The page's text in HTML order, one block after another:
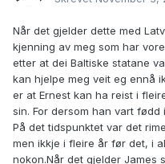
Når det gjelder dette med
kjenning av meg som har
etter at dei Baltiske statane
kan hjelpe meg veit eg ennå
er at Ernest kan ha reist i
sin. For dersom han vart fødd
På det tidspunktet var det
men ikkje i fleire år før det, i
nokon.Når det gjelder James